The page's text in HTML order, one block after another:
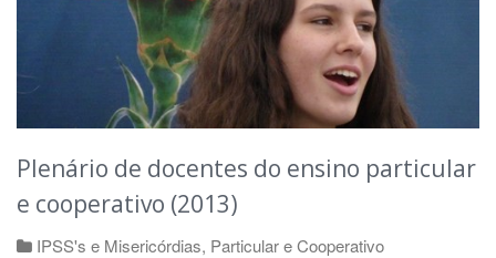
Plenário de docentes do ensino particular
e cooperativo (2013)
IPSS's e Misericórdias, Particular e Cooperativo